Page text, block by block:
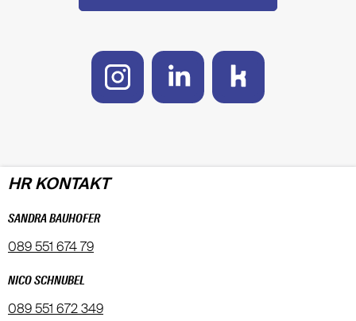
HR KONTAKT
SANDRA BAUHOFER
089 551 674 79
NICO SCHNUBEL
089 551 672 349